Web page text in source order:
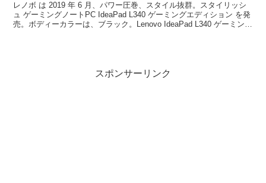
レノボ は 2019 年 6 月、パワー圧巻、スタイル抜群。スタイリッシ
ュ ゲーミングノートPC IdeaPad L340 ゲーミングエディション を発
売。ボディーカラーは、ブラック。Lenovo IdeaPad L340 ゲーミング
スポンサーリンク